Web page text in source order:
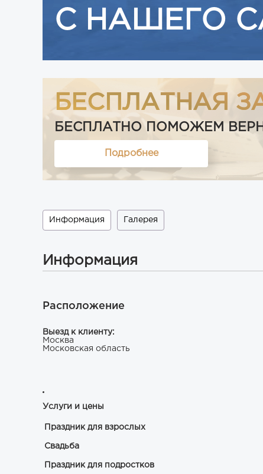
С НАШЕГО
БЕСПЛАТНАЯ
БЕСПЛАТНО ПОМОЖЕМ
Подробнее
Информация Галерея
Информация
Расположение
Выезд к клиенту:
Москва
Московская область
Услуги и цены
Праздник для взрослых
Свадьба
Праздник для подростков